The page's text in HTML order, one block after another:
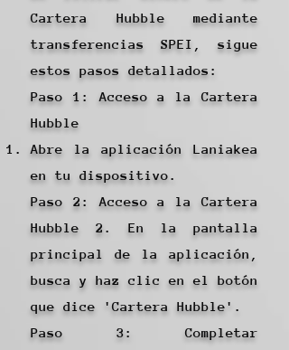
Cartera Hubble mediante
transferencias SPEI, sigue
estos pasos detallados:
Paso 1: Acceso a la Cartera
Hubble
Abre la aplicación Laniakea
en tu dispositivo.
Paso 2: Acceso a la Cartera
Hubble 2. En la pantalla
principal de la aplicación,
busca y haz clic en el botón
que dice 'Cartera Hubble'.
Paso 3: Completar